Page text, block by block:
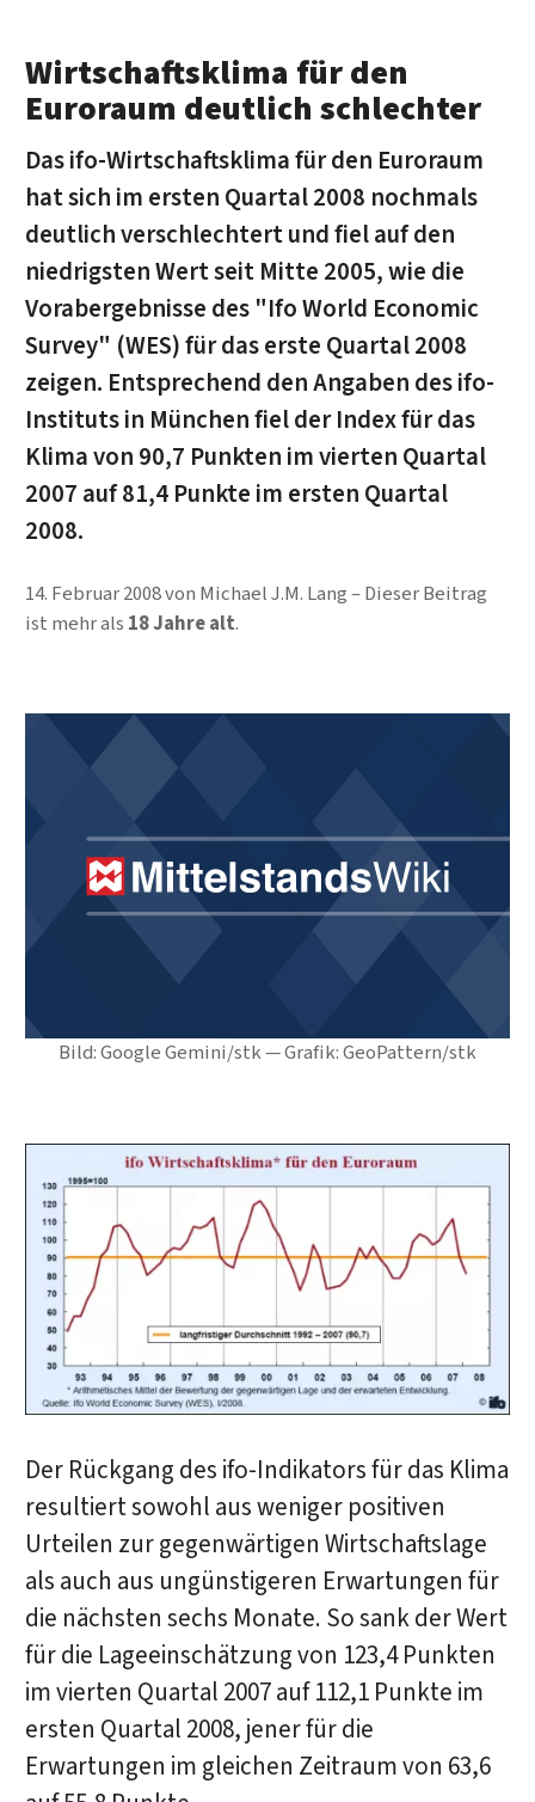
Bild: Google Gemini/stk — Grafik: GeoPattern/stk
Wirtschaftsklima für den
Euroraum deutlich schlechter
Das ifo-Wirtschaftsklima für den Euroraum
hat sich im ersten Quartal 2008 nochmals
deutlich verschlechtert und fiel auf den
niedrigsten Wert seit Mitte 2005, wie die
Vorabergebnisse des "Ifo World Economic
Survey" (WES) für das erste Quartal 2008
zeigen. Entsprechend den Angaben des ifo-
Instituts in München fiel der Index für das
Klima von 90,7 Punkten im vierten Quartal
2007 auf 81,4 Punkte im ersten Quartal
2008.
14. Februar 2008von Michael J.M. Lang
Dieser Beitrag
ist mehr als 18 Jahre alt.
Der Rückgang des ifo-Indikators für das Klima
resultiert sowohl aus weniger positiven
Urteilen zur gegenwärtigen Wirtschaftslage
als auch aus ungünstigeren Erwartungen für
die nächsten sechs Monate. So sank der Wert
für die Lageeinschätzung von 123,4 Punkten
im vierten Quartal 2007 auf 112,1 Punkte im
ersten Quartal 2008, jener für die
Erwartungen im gleichen Zeitraum von 63,6